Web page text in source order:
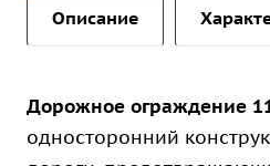
Описание
Дорожное ограждение
односторонний